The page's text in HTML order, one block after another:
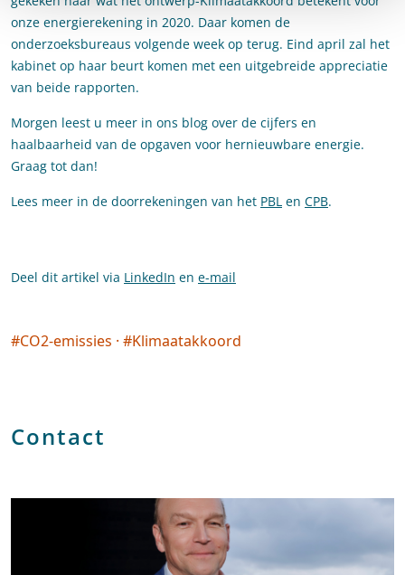
onze energierekening in 2020. Daar komen de
onderzoeksbureaus volgende week op terug. Eind april zal het
kabinet op haar beurt komen met een uitgebreide appreciatie
van beide rapporten.
Morgen leest u meer in ons blog over de cijfers en
haalbaarheid van de opgaven voor hernieuwbare energie.
Graag tot dan!
Lees meer in de doorrekeningen van het PBL en CPB.
Deel dit artikel via LinkedIn en e-mail
Social tags
#CO2-emissies · #Klimaatakkoord
Contact